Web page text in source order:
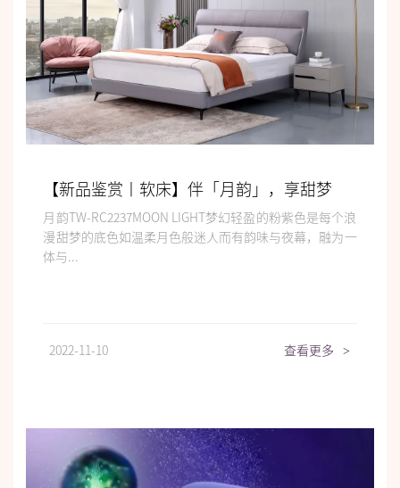
【新品鉴赏丨软床】伴「月韵」，享甜梦
月韵TW-RC2237MOON LIGHT梦幻轻盈的粉紫色是每个浪
漫甜梦的底色如温柔月色般迷人而有韵味与夜幕，融为一
体与...
2022-11-10 查看更多 >